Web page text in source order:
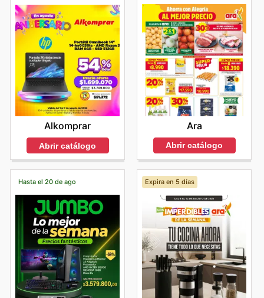
Alkomprar
Abrir catálogo
Ara
Abrir catálogo
Hasta el 20 de ago Expira en 5 días